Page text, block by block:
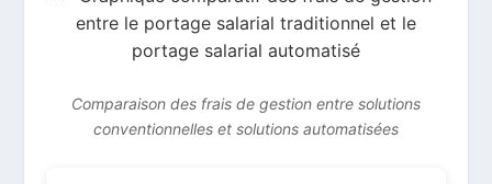
Comparaison des frais de gestion entre solutions
conventionnelles et solutions automatisées